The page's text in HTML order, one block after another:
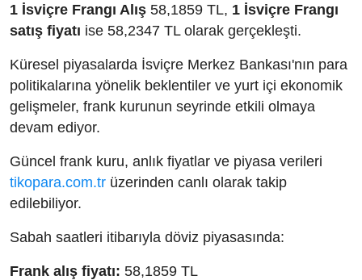
1 İsviçre Frangı Alış 58,1859 TL, 1 İsviçre Frangı
satış fiyatı ise 58,2347 TL olarak gerçekleşti.
Küresel piyasalarda İsviçre Merkez Bankası'nın para
politikalarına yönelik beklentiler ve yurt içi ekonomik
gelişmeler, frank kurunun seyrinde etkili olmaya
devam ediyor.
Güncel frank kuru, anlık fiyatlar ve piyasa verileri
tikopara.com.tr üzerinden canlı olarak takip
edilebiliyor.
Sabah saatleri itibarıyla döviz piyasasında:
Frank alış fiyatı: 58,1859 TL